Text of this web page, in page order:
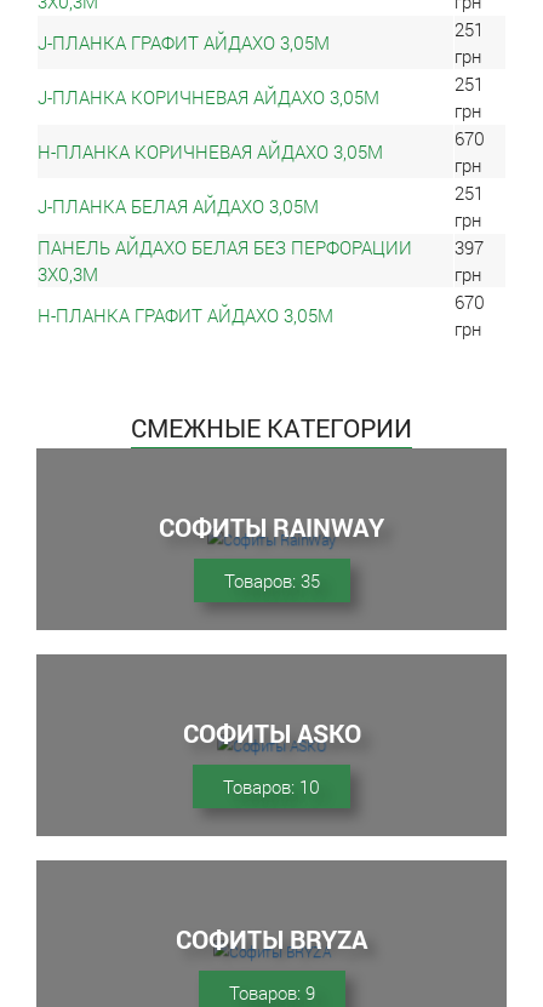
J-ПЛАНКА ГРАФИТ АЙДАХО 3,05М
251
грн
J-ПЛАНКА КОРИЧНЕВАЯ АЙДАХО 3,05М
251
грн
Н-ПЛАНКА КОРИЧНЕВАЯ АЙДАХО 3,05М
670
грн
J-ПЛАНКА БЕЛАЯ АЙДАХО 3,05М
251
грн
ПАНЕЛЬ АЙДАХО БЕЛАЯ БЕЗ ПЕРФОРАЦИИ
3Х0,3М
397
грн
Н-ПЛАНКА ГРАФИТ АЙДАХО 3,05М
670
грн
СМЕЖНЫЕ КАТЕГОРИИ
СОФИТЫ RAINWAY
Товаров: 35
СОФИТЫ ASKO
Товаров: 10
СОФИТЫ BRYZA
Товаров: 9